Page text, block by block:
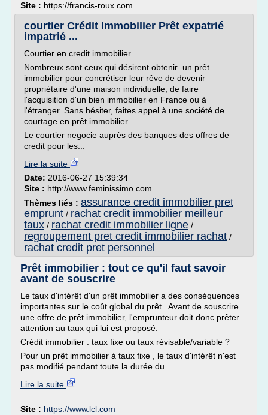
Site : https://francis-roux.com
courtier Crédit Immobilier Prêt expatrié
impatrié ...
Courtier en credit immobilier
Nombreux sont ceux qui désirent obtenir un prêt
immobilier pour concrétiser leur rêve de devenir
propriétaire d'une maison individuelle, de faire
l'acquisition d'un bien immobilier en France ou à
l'étranger. Sans hésiter, faites appel à une société de
courtage en prêt immobilier
Le courtier negocie auprès des banques des offres de
credit pour les...
Lire la suite
Date: 2016-06-27 15:39:34
Site : http://www.feminissimo.com
Thèmes liés : assurance credit immobilier pret
emprunt / rachat credit immobilier meilleur
taux / rachat credit immobilier ligne /
regroupement pret credit immobilier rachat /
rachat credit pret personnel
Prêt immobilier : tout ce qu'il faut savoir
avant de souscrire
Le taux d'intérêt d'un prêt immobilier a des conséquences
importantes sur le coût global du prêt . Avant de souscrire
une offre de prêt immobilier, l'emprunteur doit donc prêter
attention au taux qui lui est proposé.
Crédit immobilier : taux fixe ou taux révisable/variable ?
Pour un prêt immobilier à taux fixe , le taux d'intérêt n'est
pas modifié pendant toute la durée du...
Lire la suite
Site : https://www.lcl.com